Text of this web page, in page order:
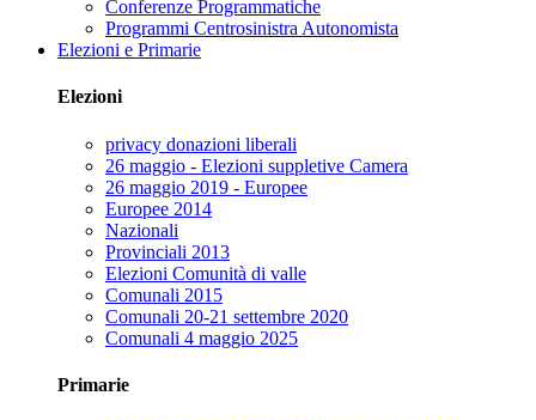
Conferenze Programmatiche
Programmi Centrosinistra Autonomista
Elezioni e Primarie
Elezioni
privacy donazioni liberali
26 maggio - Elezioni suppletive Camera
26 maggio 2019 - Europee
Europee 2014
Nazionali
Provinciali 2013
Elezioni Comunità di valle
Comunali 2015
Comunali 20-21 settembre 2020
Comunali 4 maggio 2025
Primarie